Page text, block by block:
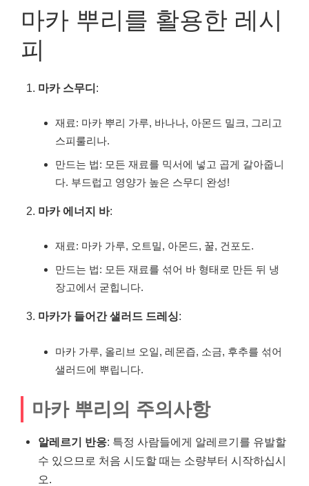
마카 뿌리를 활용한 레시
피
마카 스무디:
재료: 마카 뿌리 가루, 바나나, 아몬드 밀크, 그리고
스피룰리나.
만드는 법: 모든 재료를 믹서에 넣고 곱게 갈아줍니
다. 부드럽고 영양가 높은 스무디 완성!
마카 에너지 바:
재료: 마카 가루, 오트밀, 아몬드, 꿀, 건포도.
만드는 법: 모든 재료를 섞어 바 형태로 만든 뒤 냉
장고에서 굳힙니다.
마카가 들어간 샐러드 드레싱:
마카 가루, 올리브 오일, 레몬즙, 소금, 후추를 섞어
샐러드에 뿌립니다.
마카 뿌리의 주의사항
알레르기 반응: 특정 사람들에게 알레르기를 유발할
수 있으므로 처음 시도할 때는 소량부터 시작하십시
오.